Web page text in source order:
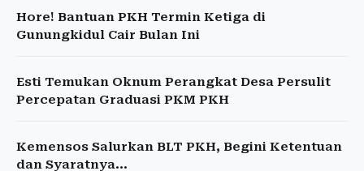
Hore! Bantuan PKH Termin Ketiga di
Gunungkidul Cair Bulan Ini
Esti Temukan Oknum Perangkat Desa Persulit
Percepatan Graduasi PKM PKH
Kemensos Salurkan BLT PKH, Begini Ketentuan
dan Syaratnya...